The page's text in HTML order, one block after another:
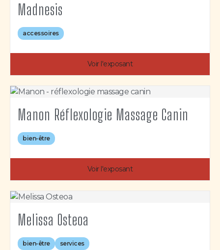
Madnesis
accessoires
Voir l'exposant
Manon Réflexologie Massage Canin
bien-être
Voir l'exposant
Melissa Osteoa
bien-être services